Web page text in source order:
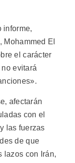
informe,
El
el carácter
evitará
afectarán
con el
las fuerzas
de que
lazos con Irán,